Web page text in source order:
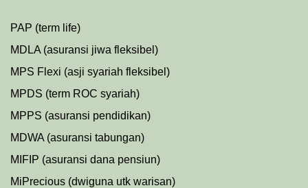
PAP (term life)
MDLA (asuransi jiwa fleksibel)
MPS Flexi (asji syariah fleksibel)
MPDS (term ROC syariah)
MPPS (asuransi pendidikan)
MDWA (asuransi tabungan)
MIFIP (asuransi dana pensiun)
MiPrecious (dwiguna utk warisan)